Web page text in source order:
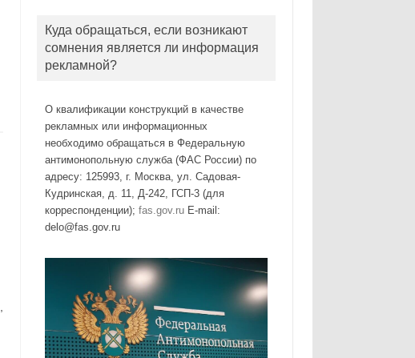
Куда обращаться, если возникают
сомнения является ли информация
рекламной?
О квалификации конструкций в качестве
рекламных или информационных
необходимо обращаться в Федеральную
антимонопольную служба (ФАС России) по
адресу: 125993, г. Москва, ул. Садовая-
Кудринская, д. 11, Д-242, ГСП-3 (для
корреспонденции);fas.gov.ru E-mail:
delo@fas.gov.ru